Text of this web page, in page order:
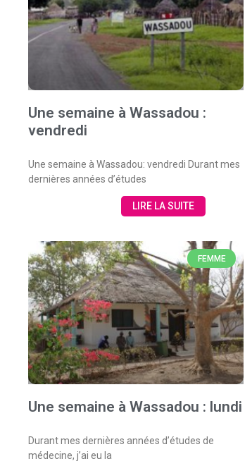
Une semaine à Wassadou :
vendredi
Une semaine à Wassadou: vendredi Durant mes
dernières années d’études
LIRE LA SUITE
FEMME
Une semaine à Wassadou : lundi
Durant mes dernières années d’études de
médecine, j’ai eu la